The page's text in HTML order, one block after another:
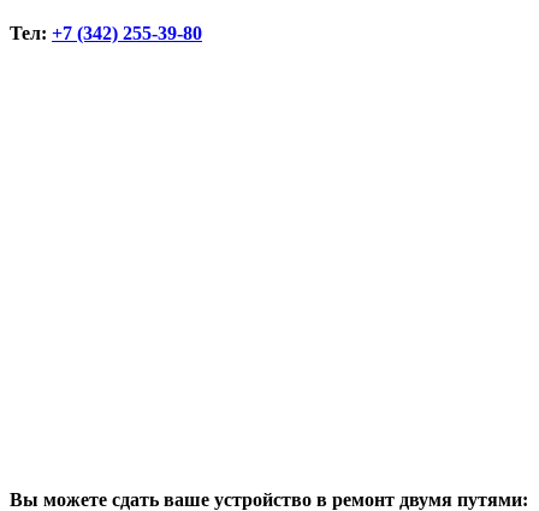
Тел: +7 (342) 255-39-80
Вы можете сдать ваше устройство в ремонт двумя путями: